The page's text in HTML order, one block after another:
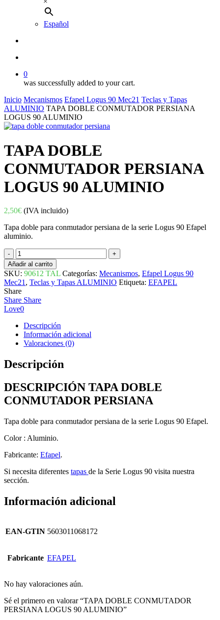
Español
0
was successfully added to your cart.
Inicio Mecanismos Efapel Logus 90 Mec21 Teclas y Tapas
ALUMINIO TAPA DOBLE CONMUTADOR PERSIANA
LOGUS 90 ALUMINIO
TAPA DOBLE
CONMUTADOR PERSIANA
LOGUS 90 ALUMINIO
2,50€ (IVA incluido)
Tapa doble para conmutador persiana de la serie Logus 90 Efapel
aluminio.
TAPA
DOBLE
CONMUTADOR
PERSIANA
LOGUS
90
ALUMINIO
cantidad
Añadir al carrito
SKU: 90612 TAL Categorías: Mecanismos, Efapel Logus 90
Mec21 , Teclas y Tapas ALUMINIO Etiqueta: EFAPEL
Share
Share Share
Love0
Descripción
Información adicional
Valoraciones (0)
Descripción
DESCRIPCIÓN TAPA DOBLE
CONMUTADOR PERSIANA
Tapa doble para conmutador persiana de la serie Logus 90 Efapel.
Color : Aluminio.
Fabricante: Efapel.
Si necesita diferentes tapas de la Serie Logus 90 visita nuestra
sección.
Información adicional
EAN-GTIN 5603011068172
Fabricante EFAPEL
No hay valoraciones aún.
Sé el primero en valorar “TAPA DOBLE CONMUTADOR
PERSIANA LOGUS 90 ALUMINIO”